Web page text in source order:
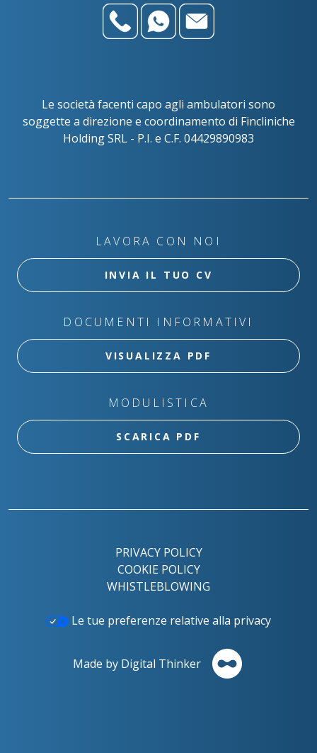
Le società facenti capo agli ambulatori sono
soggette a direzione e coordinamento di Fincliniche
Holding SRL - P.I. e C.F. 04429890983
LAVORA CON NOI
INVIA IL TUO CV
DOCUMENTI INFORMATIVI
VISUALIZZA PDF
MODULISTICA
SCARICA PDF
PRIVACY POLICY
COOKIE POLICY
WHISTLEBLOWING
Le tue preferenze relative alla privacy
Made by Digital Thinker